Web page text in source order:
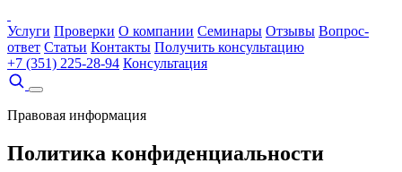
Услуги Проверки О компании Семинары Отзывы Вопрос-
ответ Статьи Контакты Получить консультацию
+7 (351) 225-28-94 Консультация
Правовая информация
Политика конфиденциальности